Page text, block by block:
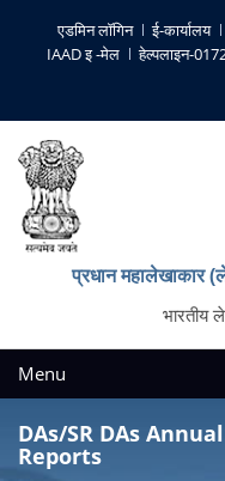
एडमिन लॉगिन ई-कार्यालय
IAAD इ -मेल
हेल्पलाइन-
प्रधान महालेखाकार
भारतीय
Menu
DAs/SR DAs
Reports